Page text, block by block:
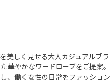
美しく見せる大人カジュアルブラ
華やかなワードローブをご提案。
、働く女性の日常をファッション